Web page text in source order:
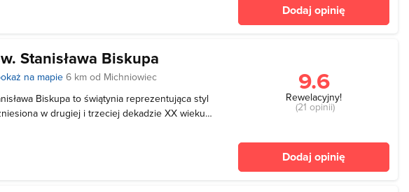
Dodaj opinię
Stanisława Biskupa
na mapie6 km od Michniowiec
Biskupa to świątynia reprezentująca styl
w drugiej i trzeciej dekadzie XX wieku.
9.6
Rewelacyjny!
(21 opinii)
Dodaj opinię